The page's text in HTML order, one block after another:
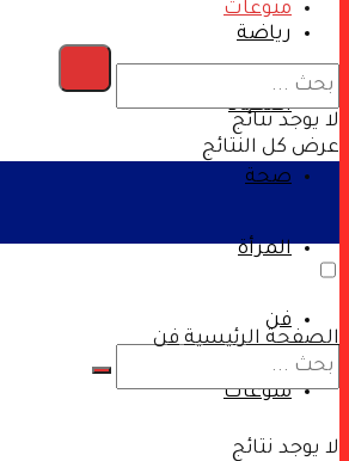
رياضة
اقتصاد
صحة
المرأة
فن
منوعات
منوعات
لا يوجد نتائج
عرض كل النتائج
لا يوجد نتائج
الصفحة الرئيسية فن